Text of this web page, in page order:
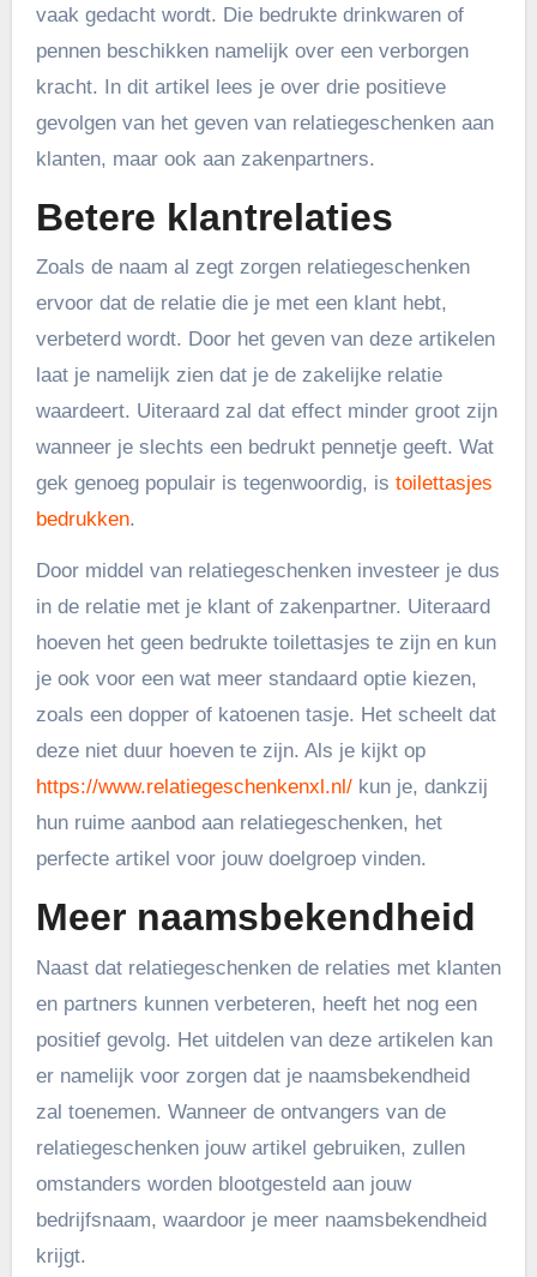
vaak gedacht wordt. Die bedrukte drinkwaren of
pennen beschikken namelijk over een verborgen
kracht. In dit artikel lees je over drie positieve
gevolgen van het geven van relatiegeschenken aan
klanten, maar ook aan zakenpartners.
Betere klantrelaties
Zoals de naam al zegt zorgen relatiegeschenken
ervoor dat de relatie die je met een klant hebt,
verbeterd wordt. Door het geven van deze artikelen
laat je namelijk zien dat je de zakelijke relatie
waardeert. Uiteraard zal dat effect minder groot zijn
wanneer je slechts een bedrukt pennetje geeft. Wat
gek genoeg populair is tegenwoordig, is toilettasjes
bedrukken.
Door middel van relatiegeschenken investeer je dus
in de relatie met je klant of zakenpartner. Uiteraard
hoeven het geen bedrukte toilettasjes te zijn en kun
je ook voor een wat meer standaard optie kiezen,
zoals een dopper of katoenen tasje. Het scheelt dat
deze niet duur hoeven te zijn. Als je kijkt op
https://www.relatiegeschenkenxl.nl/kun je, dankzij
hun ruime aanbod aan relatiegeschenken, het
perfecte artikel voor jouw doelgroep vinden.
Meer naamsbekendheid
Naast dat relatiegeschenken de relaties met klanten
en partners kunnen verbeteren, heeft het nog een
positief gevolg. Het uitdelen van deze artikelen kan
er namelijk voor zorgen dat je naamsbekendheid
zal toenemen. Wanneer de ontvangers van de
relatiegeschenken jouw artikel gebruiken, zullen
omstanders worden blootgesteld aan jouw
bedrijfsnaam, waardoor je meer naamsbekendheid
krijgt.